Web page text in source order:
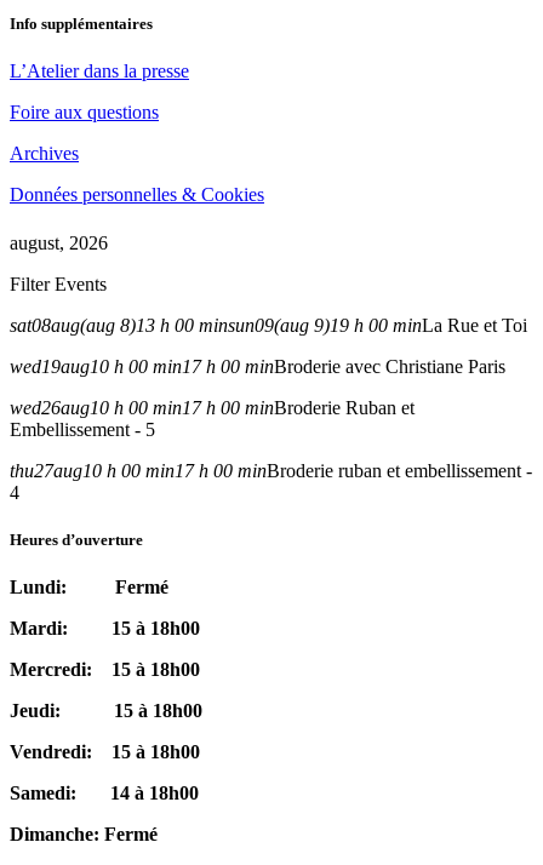
Info supplémentaires
L’Atelier dans la presse
Foire aux questions
Archives
Données personnelles & Cookies
august, 2026
Filter Events
sat08aug(aug 8)13 h 00 minsun09(aug 9)19 h 00 minLa Rue et Toi
wed19aug10 h 00 min17 h 00 minBroderie avec Christiane Paris
wed26aug10 h 00 min17 h 00 minBroderie Ruban et
Embellissement - 5
thu27aug10 h 00 min17 h 00 minBroderie ruban et embellissement -
4
Heures d’ouverture
Lundi: Fermé
Mardi: 15 à 18h00
Mercredi: 15 à 18h00
Jeudi: 15 à 18h00
Vendredi: 15 à 18h00
Samedi: 14 à 18h00
Dimanche: Fermé